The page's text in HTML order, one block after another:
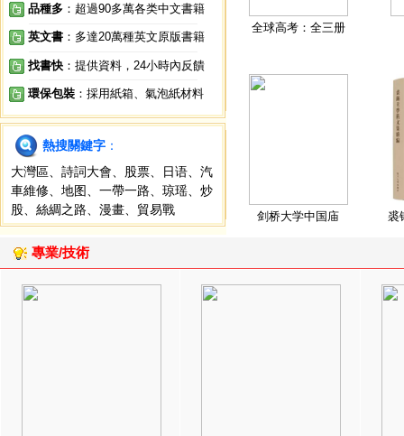
品種多 ：超過90多萬各类中文書籍
英文書 ：多達20萬種英文原版書籍
找書快 ：提供資料，24小時內反饋
環保包裝 ：採用紙箱、氣泡紙材料
熱搜關鍵字 ：
大灣區
詩詞大會 股票 日语
汽
車維修
地图 一帶一路 琼瑶
炒
股
絲綢之路 漫畫 貿易戰
全球高考：全三册
剑桥大学中国庙 裘
專業/技術